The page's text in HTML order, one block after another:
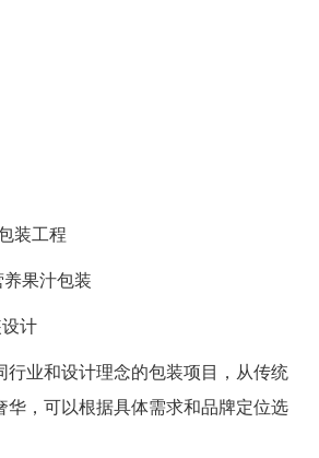
装工程
果汁包装
计
行业和设计理念的包装项目，从传统
华，可以根据具体需求和品牌定位选